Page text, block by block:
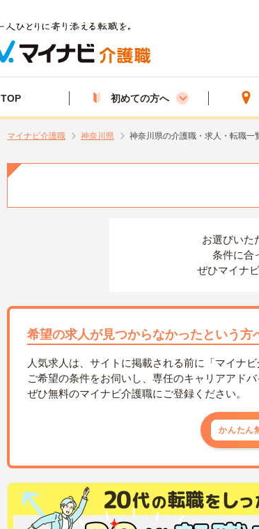
TOP 初めての方へ
マイナビ介護職 神奈川県 神奈川県の介護職・求人・転職一
お選びいた
条件に合
ぜひマイナ
希望の求人が見つからなかったという方
人気求人は、サイトに掲載される前に「マイナ
ご希望の条件をお伺いし、専任のキャリアアド
ぜひ無料のマイナビ介護職にご登録ください。
かんたん